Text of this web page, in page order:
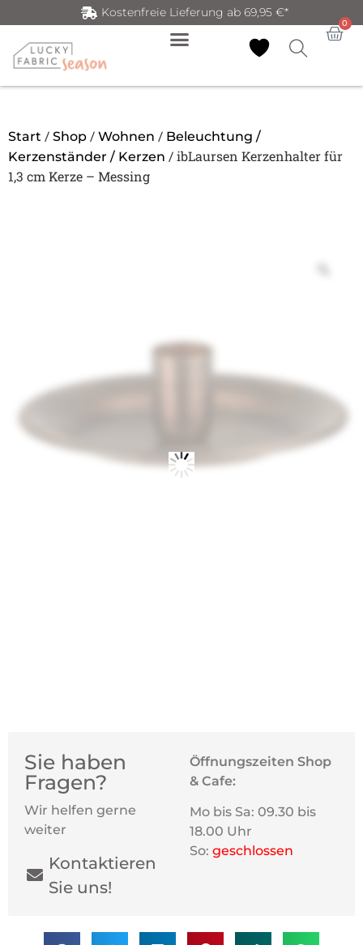
Kostenfreie Lieferung ab 69,95 €*
0
Start / Shop / Wohnen / Beleuchtung /
Kerzenständer / Kerzen / ibLaursen Kerzenhalter für
1,3 cm Kerze – Messing
Sie haben
Fragen?
Wir helfen gerne
weiter
Kontaktieren
Sie uns!
Öffnungszeiten Shop
& Cafe:
Mo bis Sa: 09.30 bis
18.00 Uhr
So: geschlossen